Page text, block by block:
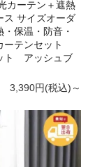
カーテン＋遮熱
ス サイズオーダ
・保温・防音・
ーテンセット
ト アッシュブ
3,390円(税込)～